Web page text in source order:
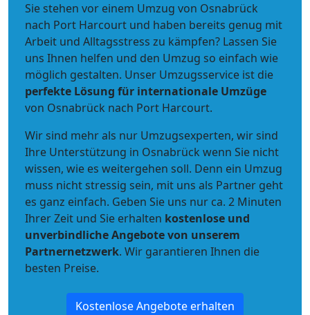
Sie stehen vor einem Umzug von Osnabrück
nach Port Harcourt und haben bereits genug mit
Arbeit und Alltagsstress zu kämpfen? Lassen Sie
uns Ihnen helfen und den Umzug so einfach wie
möglich gestalten. Unser Umzugsservice ist die
perfekte Lösung für internationale Umzüge
von Osnabrück nach Port Harcourt.
Wir sind mehr als nur Umzugsexperten, wir sind
Ihre Unterstützung in Osnabrück wenn Sie nicht
wissen, wie es weitergehen soll. Denn ein Umzug
muss nicht stressig sein, mit uns als Partner geht
es ganz einfach. Geben Sie uns nur ca. 2 Minuten
Ihrer Zeit und Sie erhalten kostenlose und
unverbindlicheAngebote von unserem
Partnernetzwerk. Wir garantieren Ihnen die
besten Preise.
Kostenlose Angebote erhalten